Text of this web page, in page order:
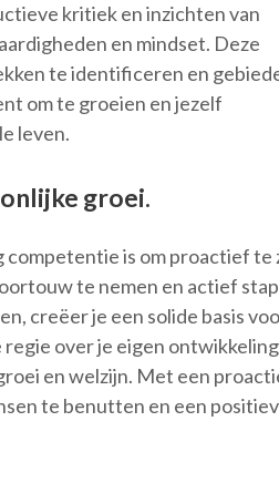
kritiek en inzichten van
en mindset. Deze
te identificeren en
om te groeien en jezelf
leven.
groei.
is om proactief te
te nemen en actief
creëer je een solide basis
over je eigen
en welzijn. Met een
te benutten en een